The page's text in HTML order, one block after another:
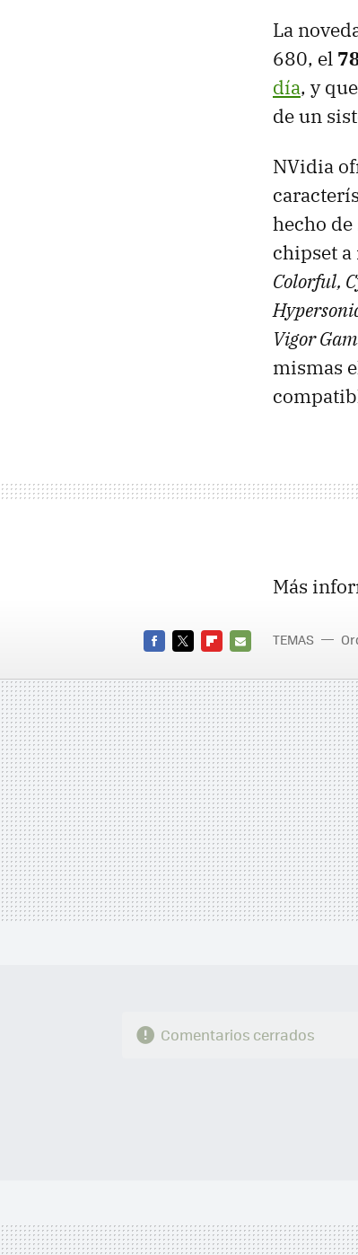
La
680, el
día, y
de un
NVidia
hecho
chipset
Colorful,
Vigor
mismas
Más
MAIL
TEMAS
Comentarios cerrados